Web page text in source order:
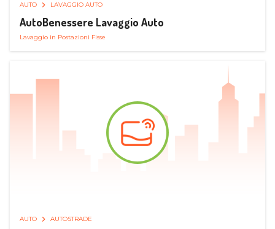
AUTO LAVAGGIO AUTO
AutoBenessere Lavaggio Auto
Lavaggio in Postazioni Fisse
AUTO AUTOSTRADE